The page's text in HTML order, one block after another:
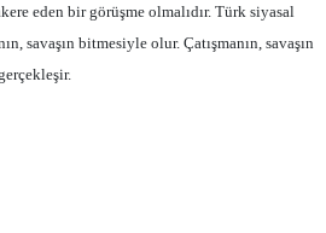
eden bir görüşme olmalıdır. Türk siyasal
savaşın bitmesiyle olur. Çatışmanın, savaşın